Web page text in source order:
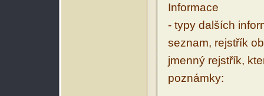
Informace
- typy dalších
seznam, rejstřík
jmenný rejstřík,
poznámky: